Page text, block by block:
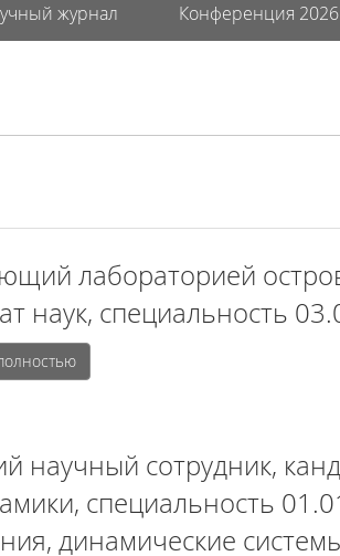
журнал Конференция 2026
лабораторией
наук, специальность
научный сотрудник,
специальность
динамические